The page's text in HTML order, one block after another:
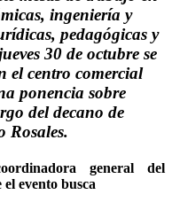
ingeniería y
pedagógicas y
30 de octubre se
el centro comercial
ponencia sobre
del decano de
Rosales.
general del
evento busca